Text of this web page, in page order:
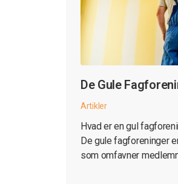
De Gule
Artikler
Hvad er en gul
De gule fagforeninger
som omfavner